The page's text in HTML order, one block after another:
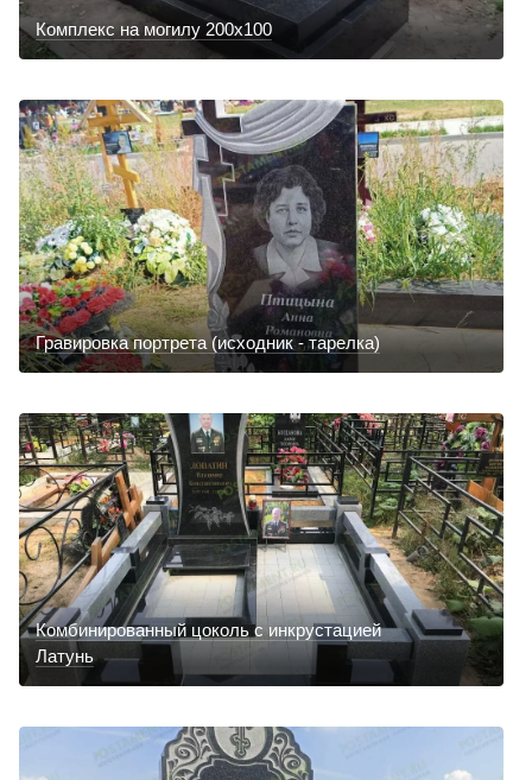
Комплекс на могилу 200х100
Гравировка портрета (исходник - тарелка)
Комбинированный цоколь с инкрустацией
Латунь